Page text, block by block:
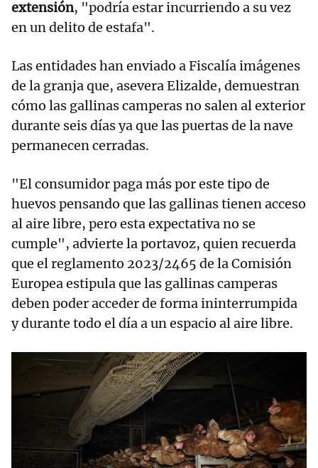
extensión, "podría estar incurriendo a su vez
en un delito de estafa".
Las entidades han enviado a Fiscalía imágenes
de la granja que, asevera Elizalde, demuestran
cómo las gallinas camperas no salen al exterior
durante seis días ya que las puertas de la nave
permanecen cerradas.
"El consumidor paga más por este tipo de
huevos pensando que las gallinas tienen acceso
al aire libre, pero esta expectativa no se
cumple", advierte la portavoz, quien recuerda
que el reglamento 2023/2465 de la Comisión
Europea estipula que las gallinas camperas
deben poder acceder de forma ininterrumpida
y durante todo el día a un espacio al aire libre.